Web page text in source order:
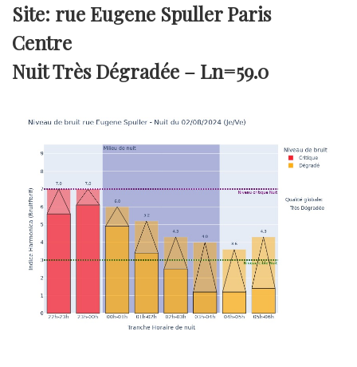
Site: rue Eugene Spuller Paris
Centre
Nuit Très Dégradée – Ln=59.0